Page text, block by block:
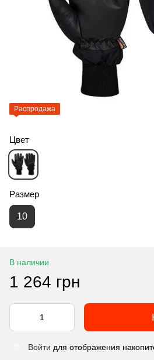
Распродажа
Цвет
Размер
10
В наличии
1 264 грн
Войти для отображения